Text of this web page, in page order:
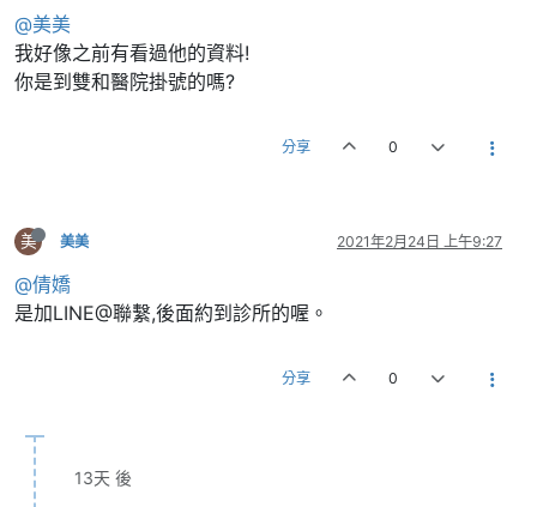
@美美
我好像之前有看過他的資料!
你是到雙和醫院掛號的嗎?
分享 0
美 美美 2021年2月24日 上午9:27
@倩嬌
是加LINE@聯繫,後面約到診所的喔。
分享 0
13天 後